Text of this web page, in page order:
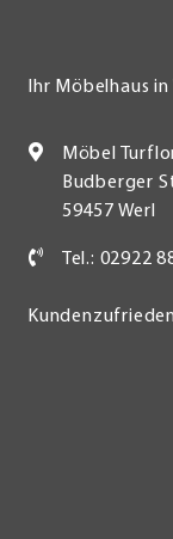
Ihr Möbelhaus
Möbel
Budberger
59457 Werl
Tel.: 02922